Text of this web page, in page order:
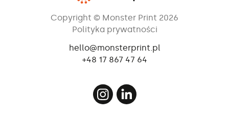
Copyright © Monster Print 2026
Polityka prywatności
hello@monsterprint.pl
+48 17 867 47 64